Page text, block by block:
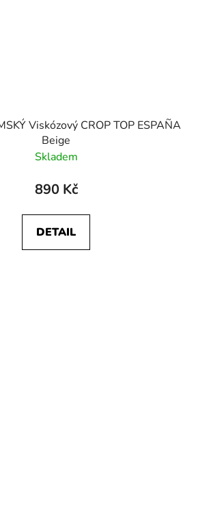
Viskózový CROP TOP ESPAÑA
Beige
Skladem
890 Kč
DETAIL